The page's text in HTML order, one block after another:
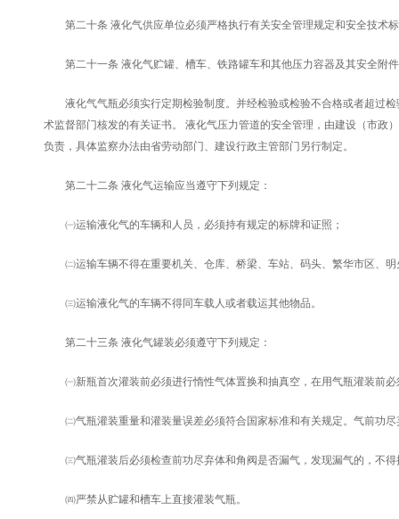
第二十条 液化气供应单位必须严格执行有关安全管理规定和安全技术
第二十一条 液化气贮罐、槽车、铁路罐车和其他压力容器及其安全附
液化气气瓶必须实行定期检验制度。并经检验或检验不合格或者超过检
术监督部门核发的有关证书。 液化气压力管道的安全管理，由建设（市政
负责，具体监察办法由省劳动部门、建设行政主管部门另行制定。
第二十二条 液化气运输应当遵守下列规定：
㈠运输液化气的车辆和人员，必须持有规定的标牌和证照；
㈡运输车辆不得在重要机关、仓库、桥梁、车站、码头、繁华市区、明
㈢运输液化气的车辆不得同车载人或者载运其他物品。
第二十三条 液化气罐装必须遵守下列规定：
㈠新瓶首次灌装前必须进行惰性气体置换和抽真空，在用气瓶灌装前必
㈡气瓶灌装重量和灌装量误差必须符合国家标准和有关规定。气前功尽
㈢气瓶灌装后必须检查前功尽弃体和角阀是否漏气，发现漏气的，不得
㈣严禁从贮罐和槽车上直接灌装气瓶。